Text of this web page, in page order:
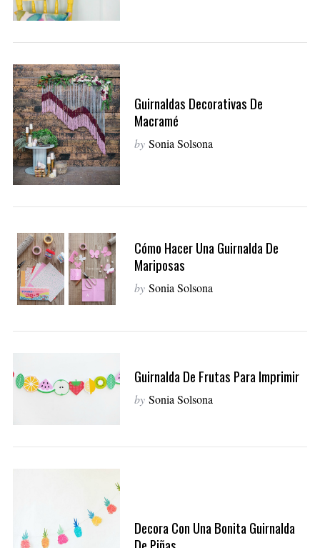
Guirnaldas Decorativas De
Macramé
by Sonia Solsona
Cómo Hacer Una Guirnalda De
Mariposas
by Sonia Solsona
Guirnalda De Frutas Para Imprimir
by Sonia Solsona
Decora Con Una Bonita Guirnalda